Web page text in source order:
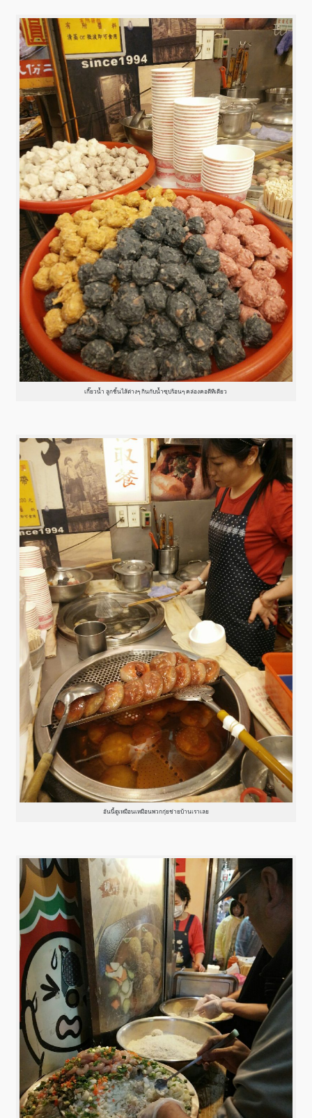
เกี๊ยวน้ำ ลูกชิ้นไส้ต่างๆ กินกับน้ำซุปร้อนๆ คล่องคอดีทีเดียว
อันนี้ดูเหมือนเหมือนพวกกุ่ยช่ายบ้านเราเลย